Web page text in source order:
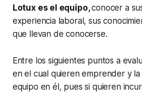
Lotux es el equipo,conocer a
experiencia laboral, sus
que llevan de conocerse.
Entre los siguientes puntos a
en el cual quieren emprender y
equipo en él, pues si quieren